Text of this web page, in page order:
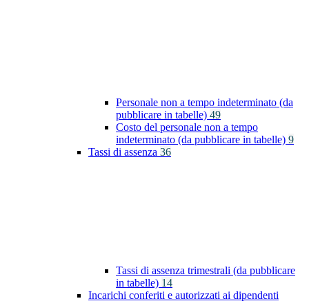
Personale non a tempo indeterminato (da
pubblicare in tabelle) 49
Costo del personale non a tempo
indeterminato (da pubblicare in tabelle) 9
Tassi di assenza 36
Tassi di assenza trimestrali (da pubblicare
in tabelle) 14
Incarichi conferiti e autorizzati ai dipendenti